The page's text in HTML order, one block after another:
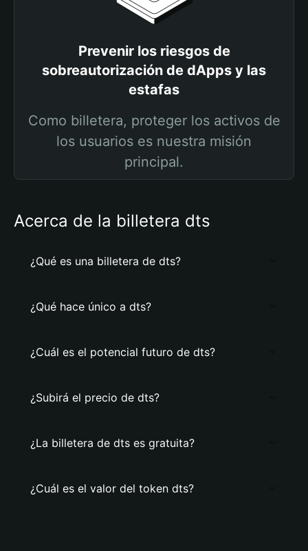
Prevenir los riesgos de
sobreautorización de dApps y las
estafas
Como billetera, proteger los activos de
los usuarios es nuestra misión
principal.
Acerca de la billetera dts
¿Qué es una billetera de dts?
¿Qué hace único a dts?
¿Cuál es el potencial futuro de dts?
¿Subirá el precio de dts?
¿La billetera de dts es gratuita?
¿Cuál es el valor del token dts?